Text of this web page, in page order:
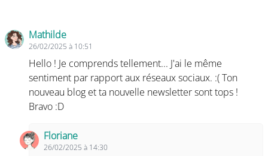
Mathilde
26/02/2025 à 10:51
Hello ! Je comprends tellement... J'ai le même
sentiment par rapport aux réseaux sociaux. :( Ton
nouveau blog et ta nouvelle newsletter sont tops !
Bravo :D
Floriane
26/02/2025 à 14:30